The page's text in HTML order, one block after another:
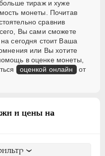
тираж и хуже
монеты. Почитав
сравнив
Вы сами сможете
сегодня стоит Ваша
или Вы хотите
в оценке монеты,
оценкой онлайн от
и цены на